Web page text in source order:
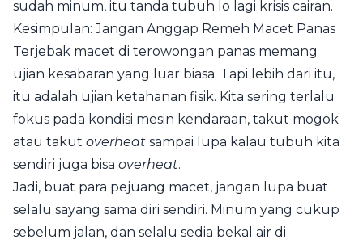
sudah minum, itu tanda tubuh lo lagi krisis cairan.
Kesimpulan: Jangan Anggap Remeh Macet Panas
Terjebak macet di terowongan panas memang
ujian kesabaran yang luar biasa. Tapi lebih dari itu,
itu adalah ujian ketahanan fisik. Kita sering terlalu
fokus pada kondisi mesin kendaraan, takut mogok
atau takut overheat sampai lupa kalau tubuh kita
sendiri juga bisa overheat.
Jadi, buat para pejuang macet, jangan lupa buat
selalu sayang sama diri sendiri. Minum yang cukup
sebelum jalan, dan selalu sedia bekal air di